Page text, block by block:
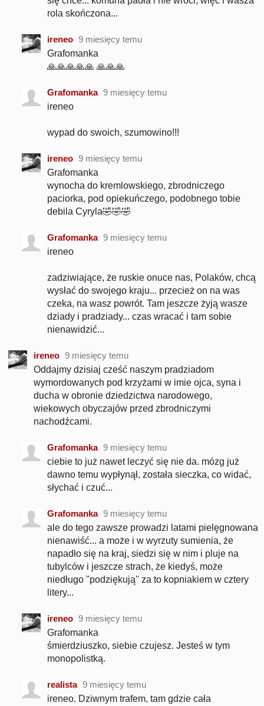
rola skończona...
ireneo 9 miesięcy temu
Grafomanka
🙏🙏🙏🙏🙏 🙏🙏🙏
Grafomanka 9 miesięcy temu
ireneo
wypad do swoich, szumowino!!!
ireneo 9 miesięcy temu
Grafomanka
wynocha do kremlowskiego, zbrodniczego
paciorka, pod opiekuńczego, podobnego tobie
debila Cyryla🤣🤣🤣
Grafomanka 9 miesięcy temu
ireneo
zadziwiające, że ruskie onuce nas, Polaków, chcą
wysłać do swojego kraju... przecież on na was
czeka, na wasz powrót. Tam jeszcze żyją wasze
dziady i pradziady... czas wracać i tam sobie
nienawidzić...
ireneo 9 miesięcy temu
Oddajmy dzisiaj cześć naszym pradziadom
wymordowanych pod krzyżami w imie ojca, syna i
ducha w obronie dziedzictwa narodowego,
wiekowych obyczajów przed zbrodniczymi
nachodźcami.
Grafomanka 9 miesięcy temu
ciebie to już nawet leczyć się nie da. mózg już
dawno temu wypłynął, została sieczka, co widać,
słychać i czuć...
Grafomanka 9 miesięcy temu
ale do tego zawsze prowadzi latami pielęgnowana
nienawiść... a może i w wyrzuty sumienia, że
napadło się na kraj, siedzi się w nim i pluje na
tubylców i jeszcze strach, że kiedyś, może
niedługo ''podziękują'' za to kopniakiem w cztery
litery...
ireneo 9 miesięcy temu
Grafomanka
śmierdziuszko, siebie czujesz. Jesteś w tym
monopolistką.
realista 9 miesięcy temu
ireneo. Dziwnym trafem, tam gdzie cała